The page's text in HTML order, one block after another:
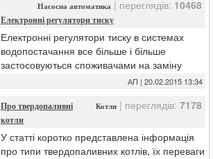
(теплоакумулятори).
Насосна автоматика | переглядів: 10468
Електронні регулятори тиску
Електронні регулятори тиску в системах
водопостачання все більше і більше
застосовуються споживачами на заміну
традиційним механічним реле тиску.
пристроїв коротко будуть розглянуті в цій
статті.
АП | 20.02.2015 13:34
Котли | переглядів: 7178
Про твердопаливні
котли
У статті коротко представлена інформація
про типи твердопаливних котлів, їх переваги